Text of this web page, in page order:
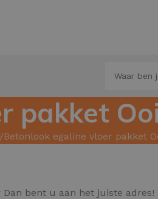
pakket
Betonlook egaline vloer pakket
bent u aan het juiste adres!